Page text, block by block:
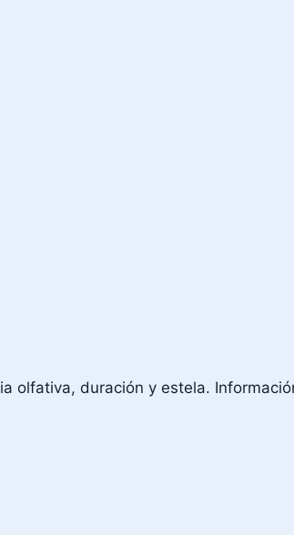
olfativa, duración y estela.